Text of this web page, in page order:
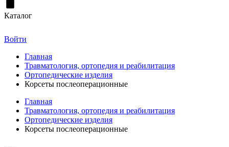
Каталог
Войти
Главная
Травматология, ортопедия и реабилитация
Ортопедические изделия
Корсеты послеоперационные
Главная
Травматология, ортопедия и реабилитация
Ортопедические изделия
Корсеты послеоперационные